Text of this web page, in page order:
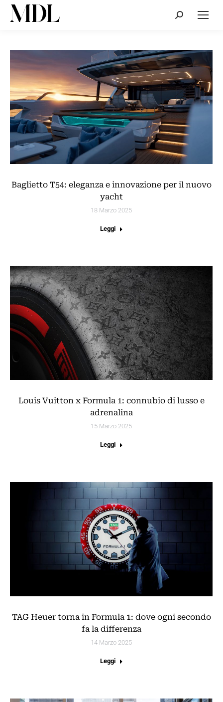
Cerca:
Baglietto T54: eleganza e innovazione per il nuovo
yacht
18 Marzo 2025
Leggi
Louis Vuitton x Formula 1: connubio di lusso e
adrenalina
15 Marzo 2025
Leggi
TAG Heuer torna in Formula 1: dove ogni secondo
fa la differenza
14 Marzo 2025
Leggi